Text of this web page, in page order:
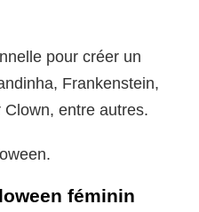
pour créer un
Frankenstein,
entre autres.
féminin